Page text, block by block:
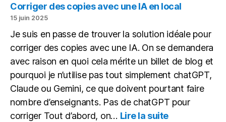
Corriger des copies avec une IA en local
15 juin 2025
Je suis en passe de trouver la solution idéale pour
corriger des copies avec une IA. On se demandera
avec raison en quoi cela mérite un billet de blog et
pourquoi je n’utilise pas tout simplement chatGPT,
Claude ou Gemini, ce que doivent pourtant faire
nombre d’enseignants. Pas de chatGPT pour
corriger Tout d’abord, on… Lire la suite: